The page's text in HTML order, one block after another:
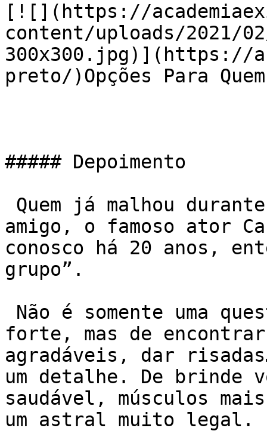
[![](https://
content/uploads/2021/
300x300.jpg)](https://
preto/)Opções Para
##### Depoimento
amigo, o famoso ator
conosco há 20 anos,
grupo”.
forte, mas de
agradáveis, dar
um detalhe. De brinde
saudável, músculos
um astral muito legal.